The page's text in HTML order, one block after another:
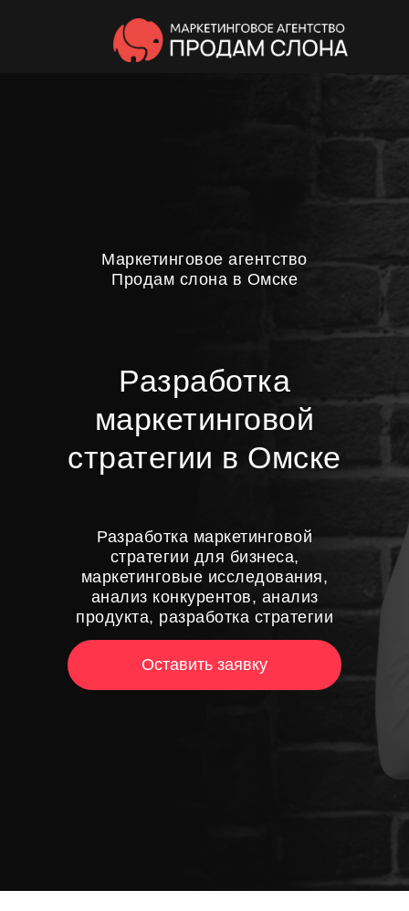
Оставить заявку
Разработка
маркетинговой
стратегии в Омске
Разработка маркетинговой
стратегии для бизнеса,
маркетинговые исследования,
анализ конкурентов, анализ
продукта, разработка стратегии
Маркетинговое агентство
Продам слона в Омске